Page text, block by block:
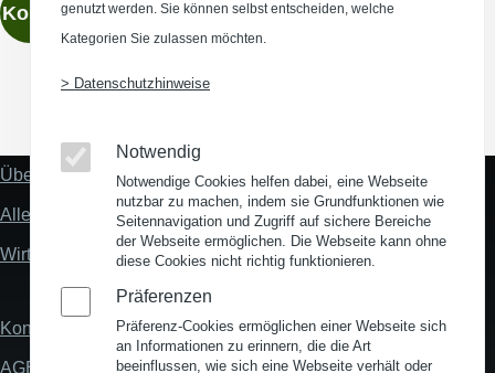
Kontaktieren
Fußzeile
Links
Über uns
Alles zum Thema Standortanalyse
Wirtschaftsstandort Deutschland
Fußzeile
Kontakt
AGB
genutzt werden. Sie können selbst entscheiden, welche
Kategorien Sie zulassen möchten.
> Datenschutzhinweise
Notwendig
Notwendige Cookies helfen dabei, eine Webseite
nutzbar zu machen, indem sie Grundfunktionen wie
Seitennavigation und Zugriff auf sichere Bereiche
der Webseite ermöglichen. Die Webseite kann ohne
diese Cookies nicht richtig funktionieren.
Präferenzen
Präferenz-Cookies ermöglichen einer Webseite sich
an Informationen zu erinnern, die die Art
beeinflussen, wie sich eine Webseite verhält oder